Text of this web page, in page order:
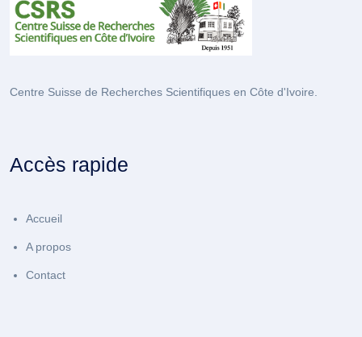
Centre Suisse de Recherches Scientifiques en Côte d'Ivoire.
Accès rapide
Accueil
A propos
Contact